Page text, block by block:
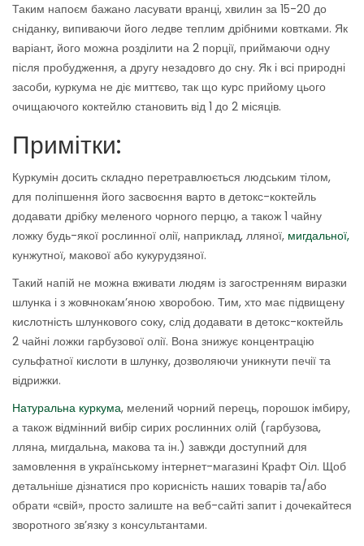
Таким напоєм бажано ласувати вранці, хвилин за 15-20 до
сніданку, випиваючи його ледве теплим дрібними ковтками. Як
варіант, його можна розділити на 2 порції, приймаючи одну
після пробудження, а другу незадовго до сну. Як і всі природні
засоби, куркума не діє миттєво, так що курс прийому цього
очищаючого коктейлю становить від 1 до 2 місяців.
Примітки:
Куркумін досить складно перетравлюється людським тілом,
для поліпшення його засвоєння варто в детокс-коктейль
додавати дрібку меленого чорного перцю, а також 1 чайну
ложку будь-якої рослинної олії, наприклад, лляної, мигдальної,
кунжутної, макової або кукурудзяної.
Такий напій не можна вживати людям із загостренням виразки
шлунка і з жовчнокам’яною хворобою. Тим, хто має підвищену
кислотність шлункового соку, слід додавати в детокс-коктейль
2 чайні ложки гарбузової олії. Вона знижує концентрацію
сульфатної кислоти в шлунку, дозволяючи уникнути печії та
відрижки.
Натуральна куркума, мелений чорний перець, порошок імбиру,
а також відмінний вибір сирих рослинних олій (гарбузова,
лляна, мигдальна, макова та ін.) завжди доступний для
замовлення в українському інтернет-магазині Крафт Оіл. Щоб
детальніше дізнатися про корисність наших товарів та/або
обрати «свій», просто залиште на веб-сайті запит і дочекайтеся
зворотного зв’язку з консультантами.